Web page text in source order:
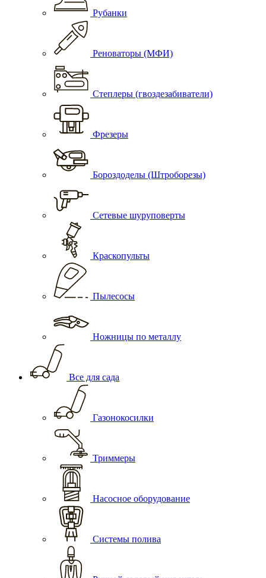
Рубанки
Реноваторы (МФИ)
Степлеры (гвоздезабиватели)
Фрезеры
Бороздоделы (Штроборезы)
Сетевые шуруповерты
Краскопульты
Пылесосы
Ножницы по металлу
Все для сада
Газонокосилки
Триммеры
Насосное оборудование
Системы полива